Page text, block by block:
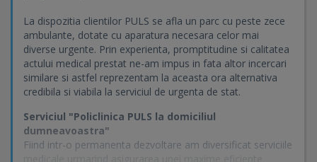
La dispozitia clientilor PULS se afla un parc cu peste zece
ambulante, dotate cu aparatura necesara celor mai
diverse urgente. Prin experienta, promptitudine si calitatea
actului medical prestat ne-am impus in fata altor incercari
similare si astfel reprezentam la aceasta ora alternativa
credibila si viabila la serviciul de urgenta de stat.
Serviciul "Policlinica PULS la domiciliul
dumneavoastra"
Fiind intr-o permanenta dezvoltare am diversificat serviciile